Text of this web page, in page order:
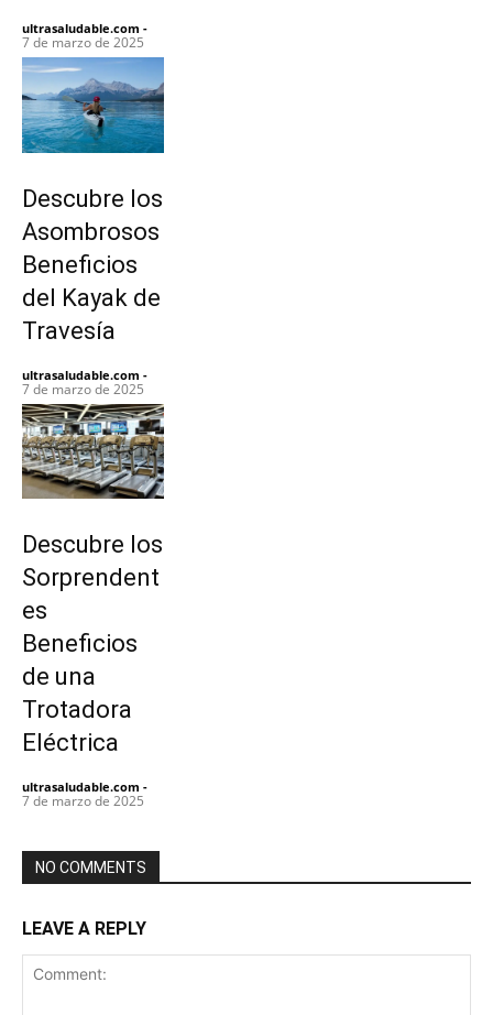
ultrasaludable.com -
7 de marzo de 2025
Descubre los
Asombrosos
Beneficios
del Kayak de
Travesía
ultrasaludable.com -
7 de marzo de 2025
Descubre los
Sorprendent
es
Beneficios
de una
Trotadora
Eléctrica
ultrasaludable.com -
7 de marzo de 2025
NO COMMENTS
LEAVE A REPLY